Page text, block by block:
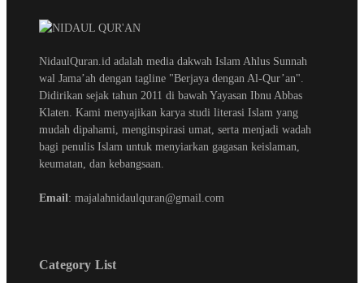
NidaulQuran.id adalah media dakwah Islam Ahlus Sunnah
wal Jama’ah dengan tagline "Berjaya dengan Al-Qur’an".
Didirikan sejak tahun 2011 di bawah Yayasan Ibnu Abbas
Klaten. Kami menyajikan karya studi literasi Islam yang
mudah dipahami, menginspirasi umat, serta menjadi wadah
bagi penulis Islam untuk menyiarkan gagasan keislaman,
keumatan, dan kebangsaan.
Email: majalahnidaulquran@gmail.com
Category List